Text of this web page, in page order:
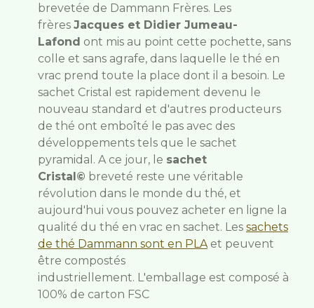
brevetée de Dammann Frères. Les
frères Jacques et Didier Jumeau-
Lafond ont mis au point cette pochette, sans
colle et sans agrafe, dans laquelle le thé en
vrac prend toute la place dont il a besoin. Le
sachet Cristal est rapidement devenu le
nouveau standard et d'autres producteurs
de thé ont emboîté le pas avec des
développements tels que le sachet
pyramidal. A ce jour, le sachet
Cristal© breveté reste une véritable
révolution dans le monde du thé, et
aujourd'hui vous pouvez acheter en ligne la
qualité du thé en vrac en sachet. Les sachets
de thé Dammann sont en PLA et peuvent
être compostés
industriellement. L'emballage est composé à
100% de carton FSC